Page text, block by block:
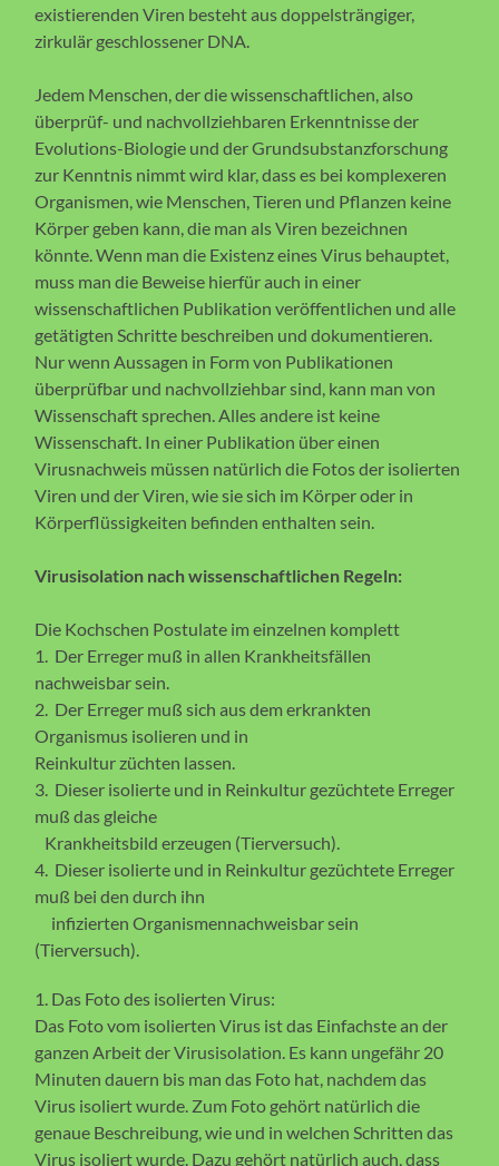
existierenden Viren besteht aus doppelsträngiger,
zirkulär geschlossener DNA.
Jedem Menschen, der die wissenschaftlichen, also
überprüf- und nachvollziehbaren Erkenntnisse der
Evolutions-Biologie und der Grundsubstanzforschung
zur Kenntnis nimmt wird klar, dass es bei komplexeren
Organismen, wie Menschen, Tieren und Pflanzen keine
Körper geben kann, die man als Viren bezeichnen
könnte. Wenn man die Existenz eines Virus behauptet,
muss man die Beweise hierfür auch in einer
wissenschaftlichen Publikation veröffentlichen und alle
getätigten Schritte beschreiben und dokumentieren.
Nur wenn Aussagen in Form von Publikationen
überprüfbar und nachvollziehbar sind, kann man von
Wissenschaft sprechen. Alles andere ist keine
Wissenschaft. In einer Publikation über einen
Virusnachweis müssen natürlich die Fotos der isolierten
Viren und der Viren, wie sie sich im Körper oder in
Körperflüssigkeiten befinden enthalten sein.
Virusisolation nach wissenschaftlichen Regeln:
Die Kochschen Postulate im einzelnen komplett
1. Der Erreger muß in allen Krankheitsfällen
nachweisbar sein.
2. Der Erreger muß sich aus dem erkrankten
Organismus isolieren und in
Reinkultur züchten lassen.
3. Dieser isolierte und in Reinkultur gezüchtete Erreger
muß das gleiche
Krankheitsbild erzeugen (Tierversuch).
4. Dieser isolierte und in Reinkultur gezüchtete Erreger
muß bei den durch ihn
infizierten Organismennachweisbar sein
(Tierversuch).
1. Das Foto des isolierten Virus:
Das Foto vom isolierten Virus ist das Einfachste an der
ganzen Arbeit der Virusisolation. Es kann ungefähr 20
Minuten dauern bis man das Foto hat, nachdem das
Virus isoliert wurde. Zum Foto gehört natürlich die
genaue Beschreibung, wie und in welchen Schritten das
Virus isoliert wurde. Dazu gehört natürlich auch, dass